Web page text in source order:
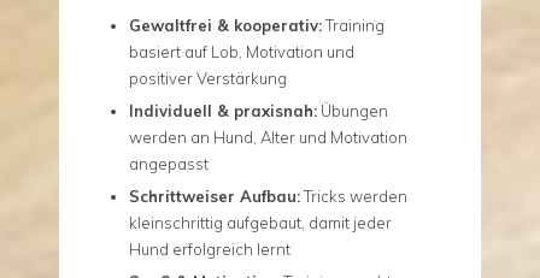
Gewaltfrei & kooperativ:Training
basiert auf Lob, Motivation und
positiver Verstärkung
Individuell & praxisnah: Übungen
werden an Hund, Alter und Motivation
angepasst
Schrittweiser Aufbau:Tricks werden
kleinschrittig aufgebaut, damit jeder
Hund erfolgreich lernt